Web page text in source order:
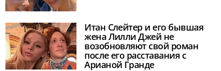
Итан Слейтер и его бывшая
жена Лилли Джей не
возобновляют свой роман
после его расставания с
Арианой Гранде